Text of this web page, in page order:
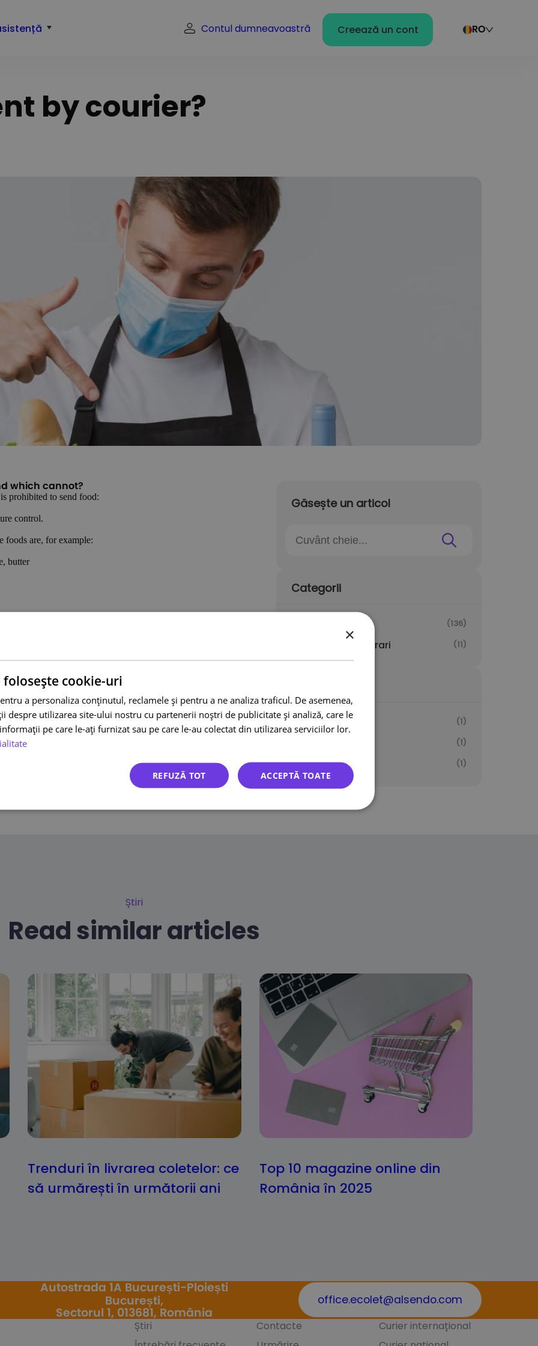
Contul dumneavoastră Creează un cont RO
by courier?
which cannot?
prohibited to send food:
control.
foods are, for example:
butter
and sorting make the parcel vulnerable to damage. Don’t
parcel well.
carefully protect such packaging with bubble wrap and
tips from the “Fit to Travel” entry helpful.
in the recipient country. For example, you are not allowed to
to the UK.
Găsește un articol
Categorii
(136)
Transporturi si livrari (11)
Curierat express (1)
(1)
POD (1)
Știri
Read similar articles
Trenduri în livrarea coletelor: ce
să urmărești în următorii ani
Top 10 magazine online din
România în 2025
Autostrada 1A București-Ploiești
București,
Sectorul 1, 013681, România
office.ecolet@alsendo.com
Știri
Contacte
Curier internațional
×
folosește cookie-uri
a personaliza conținutul, reclamele și pentru a ne analiza traficul. De asemenea,
despre utilizarea site-ului nostru cu partenerii noștri de publicitate și analiză, care le
pe care le-ați furnizat sau pe care le-au colectat din utilizarea serviciilor lor.
ACCEPTĂ TOATE
REFUZĂ TOT